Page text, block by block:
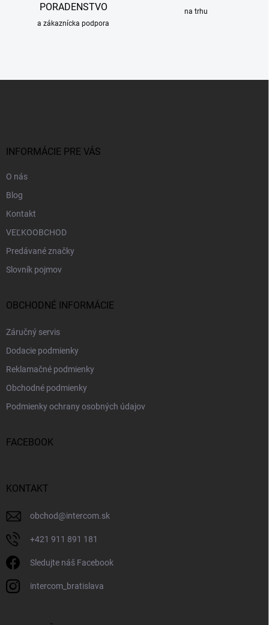
PORADENSTVO
a zákaznícka podpora
na trhu
INFORMÁCIE PRE VÁS
O nás
Blog
Kontakt
VEĽKOOBCHOD
Predávané značky
Slovník pojmov
OBCHODNÉ INFORMÁCIE
Záručný servis
Dodacie podmienky
Reklamačné podmienky
Obchodné podmienky
Podmienky ochrany osobných údajov
FACEBOOK
KONTAKT
obchod@intercom.sk
+421 911 891 181
Sledujte náš Facebook
intercom_bratislava